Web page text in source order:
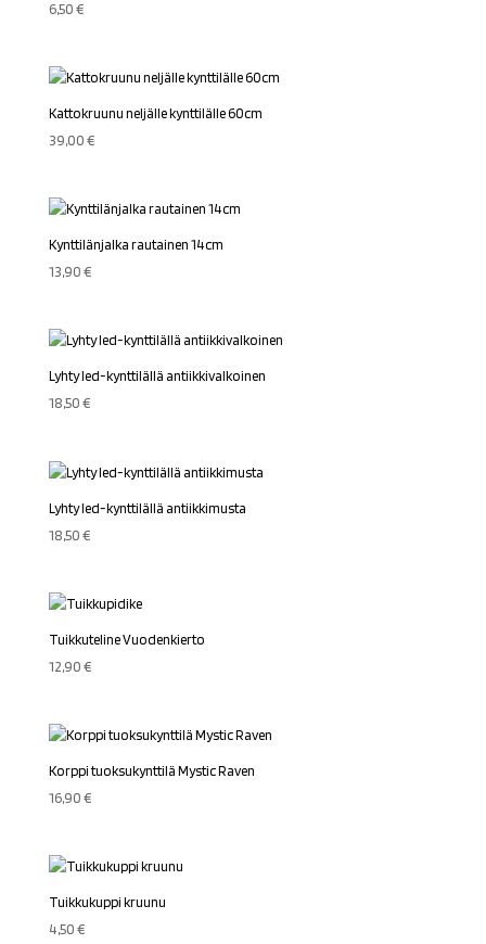
6,50€
Kattokruunu neljälle kynttilälle 60cm
39,00€
Kynttilänjalka rautainen 14cm
13,90€
Lyhty led-kynttilällä antiikkivalkoinen
18,50€
Lyhty led-kynttilällä antiikkimusta
18,50€
Tuikkuteline Vuodenkierto
12,90€
Korppi tuoksukynttilä Mystic Raven
16,90€
Tuikkukuppi kruunu
4,50€